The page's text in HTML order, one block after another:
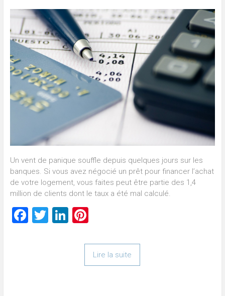
Un vent de panique souffle depuis quelques jours sur les
banques. Si vous avez négocié un prêt pour financer l’achat
de votre logement, vous faites peut être partie des 1,4
million de clients dont le taux a été mal calculé.
Facebook
TwitterLinkedIn
Pinterest
Lire la suite